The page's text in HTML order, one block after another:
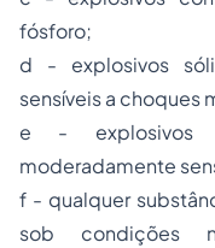
fósforo;
d - explosivos
sensíveis a choques
e - explosivos
moderadamente
f - qualquer
sob condições